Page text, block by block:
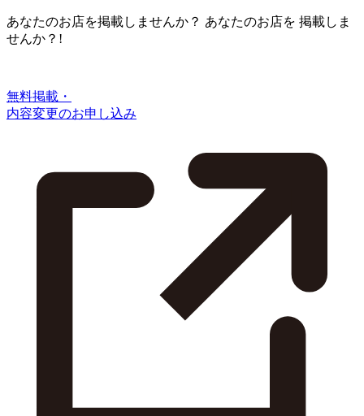
あなたのお店を掲載しませんか？ あなたのお店を 掲載しま
せんか？!
無料掲載・
内容変更のお申し込み